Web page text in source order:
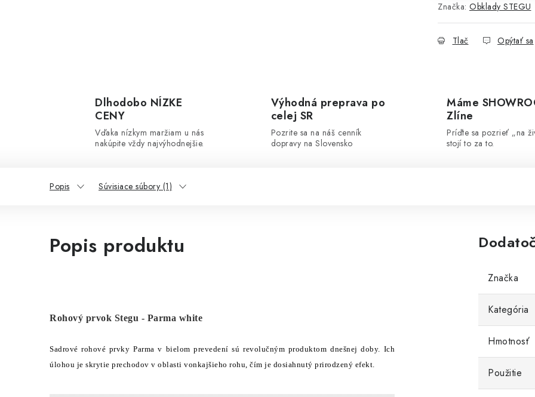
Značka: Obklady STEGU
Tlač Opýtať sa
Dlhodobo NÍZKE
CENY
Vďaka nízkym maržiam u nás
nakúpite vždy najvýhodnejšie.
Výhodná preprava po
celej SR
Pozrite sa na náš cenník
dopravy na Slovensko
Máme
Zlíne
Príďte sa pozrieť „na
stojí to za to.
Popis Súvisiace súbory (1)
Popis produktu
Rohový prvok Stegu - Parma white
Sadrové rohové prvky Parma v bielom prevedení sú revolučným produktom dnešnej doby. Ich
úlohou je skrytie prechodov v oblasti vonkajšieho rohu, čím je dosiahnutý prirodzený efekt.
Značka
Kategória
Hmotnosť
Použitie